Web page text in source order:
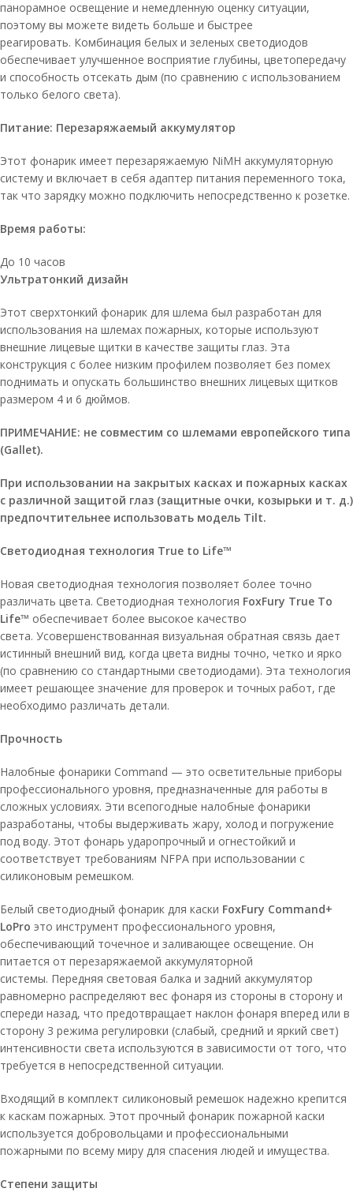
панорамное освещение и немедленную оценку ситуации,
поэтому вы можете видеть больше и быстрее
реагировать. Комбинация белых и зеленых светодиодов
обеспечивает улучшенное восприятие глубины, цветопередачу
и способность отсекать дым (по сравнению с использованием
только белого света).
Питание: Перезаряжаемый аккумулятор
Этот фонарик имеет перезаряжаемую NiMH аккумуляторную
систему и включает в себя адаптер питания переменного тока,
так что зарядку можно подключить непосредственно к розетке.
Время работы:
До 10 часов
Ультратонкий дизайн
Этот сверхтонкий фонарик для шлема был разработан для
использования на шлемах пожарных, которые используют
внешние лицевые щитки в качестве защиты глаз. Эта
конструкция с более низким профилем позволяет без помех
поднимать и опускать большинство внешних лицевых щитков
размером 4 и 6 дюймов.
ПРИМЕЧАНИЕ: не совместим со шлемами европейского типа
(Gallet).
При использовании на закрытых касках и пожарных касках
с различной защитой глаз (защитные очки, козырьки и т. д.)
предпочтительнее использовать модель Tilt.
Светодиодная технология True to Life™
Новая светодиодная технология позволяет более точно
различать цвета. Светодиодная технология FoxFury True To
Life™ обеспечивает более высокое качество
света. Усовершенствованная визуальная обратная связь дает
истинный внешний вид, когда цвета видны точно, четко и ярко
(по сравнению со стандартными светодиодами). Эта технология
имеет решающее значение для проверок и точных работ, где
необходимо различать детали.
Прочность
Налобные фонарики Command — это осветительные приборы
профессионального уровня, предназначенные для работы в
сложных условиях. Эти всепогодные налобные фонарики
разработаны, чтобы выдерживать жару, холод и погружение
под воду. Этот фонарь ударопрочный и огнестойкий и
соответствует требованиям NFPA при использовании с
силиконовым ремешком.
Белый светодиодный фонарик для каски FoxFury Command+
LoPro это инструмент профессионального уровня,
обеспечивающий точечное и заливающее освещение. Он
питается от перезаряжаемой аккумуляторной
системы. Передняя световая балка и задний аккумулятор
равномерно распределяют вес фонаря из стороны в сторону и
спереди назад, что предотвращает наклон фонаря вперед или в
сторону 3 режима регулировки (слабый, средний и яркий свет)
интенсивности света используются в зависимости от того, что
требуется в непосредственной ситуации.
Входящий в комплект силиконовый ремешок надежно крепится
к каскам пожарных. Этот прочный фонарик пожарной каски
используется добровольцами и профессиональными
пожарными по всему миру для спасения людей и имущества.
Степени защиты